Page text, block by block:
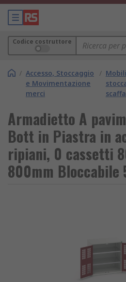
Codice costruttore
/ Accesso, Stoccaggio
e Movimentazione
merci
/
Armadietto A
Bott in Piastra in
ripiani, 0 cassetti
800mm Bloccabile